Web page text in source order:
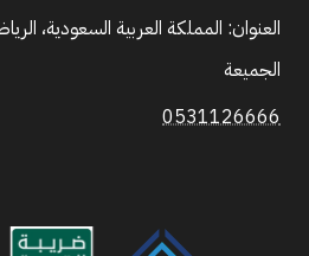
العنوان: المملكة العربية السعودية،
الجميعة
0531126666